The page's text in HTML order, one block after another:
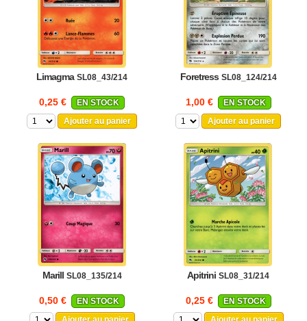
Limagma SL08_43/214
0,25 €
EN STOCK
Ajouter au panier
Foretress SL08_124/214
1,00 €
EN STOCK
Ajouter au panier
Marill SL08_135/214
0,50 €
EN STOCK
Apitrini SL08_31/214
0,25 €
EN STOCK